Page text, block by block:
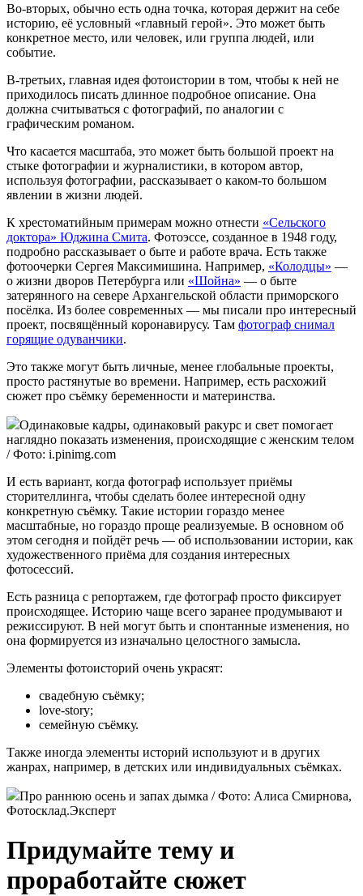
Во-вторых, обычно есть одна точка, которая держит на себе
историю, её условный «главный герой». Это может быть
конкретное место, или человек, или группа людей, или
событие.
В-третьих, главная идея фотоистории в том, чтобы к ней не
приходилось писать длинное подробное описание. Она
должна считываться с фотографий, по аналогии с
графическим романом.
Что касается масштаба, это может быть большой проект на
стыке фотографии и журналистики, в котором автор,
используя фотографии, рассказывает о каком-то большом
явлении в жизни людей.
К хрестоматийным примерам можно отнести «Сельского
доктора» Юджина Смита. Фотоэссе, созданное в 1948 году,
подробно рассказывает о быте и работе врача. Есть также
фотоочерки Сергея Максимишина. Например, «Колодцы» —
о жизни дворов Петербурга или «Шойна» — о быте
затерянного на севере Архангельской области приморского
посёлка. Из более современных — мы писали про интересный
проект, посвящённый коронавирусу. Там фотограф снимал
горящие одуванчики.
Это также могут быть личные, менее глобальные проекты,
просто растянутые во времени. Например, есть расхожий
сюжет про съёмку беременности и материнства.
Одинаковые кадры, одинаковый ракурс и свет помогает
наглядно показать изменения, происходящие с женским телом
/ Фото: i.pinimg.com
И есть вариант, когда фотограф использует приёмы
сторителлинга, чтобы сделать более интересной одну
конкретную съёмку. Такие истории гораздо менее
масштабные, но гораздо проще реализуемые. В основном об
этом сегодня и пойдёт речь — об использовании истории, как
художественного приёма для создания интересных
фотосессий.
Есть разница с репортажем, где фотограф просто фиксирует
происходящее. Историю чаще всего заранее продумывают и
режиссируют. В ней могут быть и спонтанные изменения, но
она формируется из изначально целостного замысла.
Элементы фотоисторий очень украсят:
свадебную съёмку;
love-story;
семейную съёмку.
Также иногда элементы историй используют и в других
жанрах, например, в детских или индивидуальных съёмках.
Про раннюю осень и запах дымка / Фото: Алиса Смирнова,
Фотосклад.Эксперт
Придумайте тему и
проработайте сюжет